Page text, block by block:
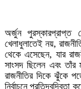
অর্জুন
খেলাধুলাতেই নয়,
থেকে এসেছেন, যার
সাংসদ ছিলেন এবং
রাজনীতির দিকে ঝুঁকে
নির্বাচনে